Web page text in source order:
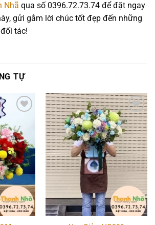
Nhã qua số 0396.72.73.74 để đặt ngay
gửi gắm lời chúc tốt đẹp đến những
tác!
TỰ
wishlist
Add to
wishlist